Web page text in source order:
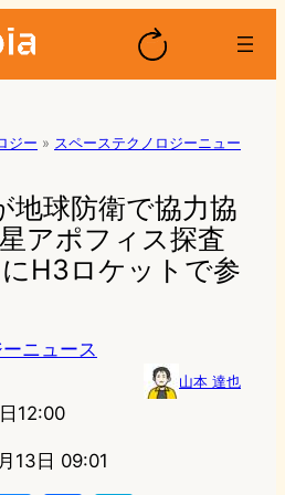
ジー » スペーステクノロジーニュー
地球防衛で協力協
アポフィス探査
にH3ロケットで参
ニュース
山本 達也
12:00
13日 09:01